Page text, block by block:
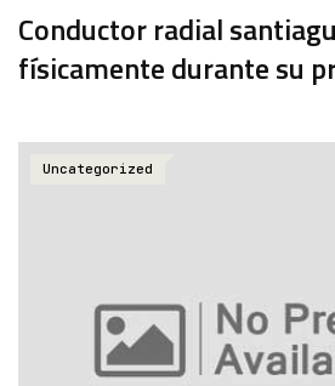
Conductor radial
físicamente durante su
Uncategorized